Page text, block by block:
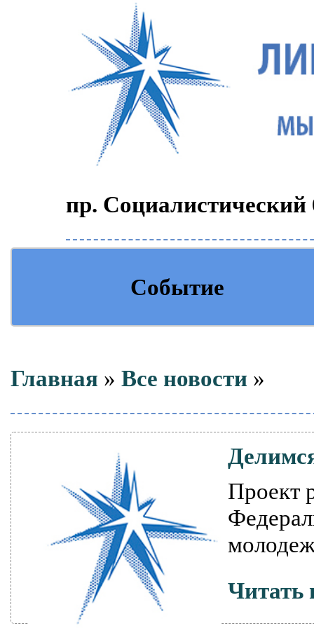
пр. Социалистический
Событие
Главная » Все новости »
Проект
Читать